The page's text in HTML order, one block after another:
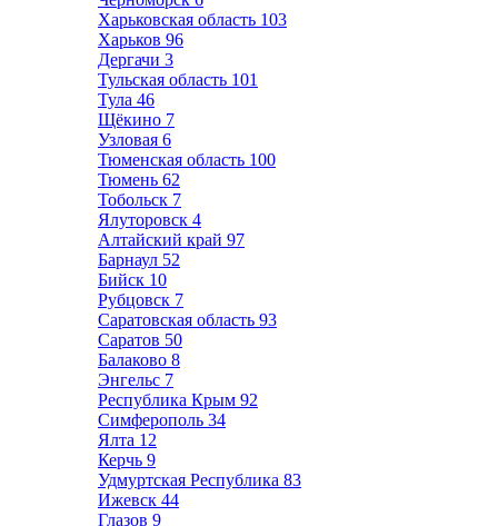
Харьковская область 103
Харьков 96
Дергачи 3
Тульская область 101
Тула 46
Щёкино 7
Узловая 6
Тюменская область 100
Тюмень 62
Тобольск 7
Ялуторовск 4
Алтайский край 97
Барнаул 52
Бийск 10
Рубцовск 7
Саратовская область 93
Саратов 50
Балаково 8
Энгельс 7
Республика Крым 92
Симферополь 34
Ялта 12
Керчь 9
Удмуртская Республика 83
Ижевск 44
Глазов 9